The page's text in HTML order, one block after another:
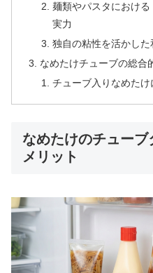
麺類やパスタにおけ
実力
独自の粘性を活かし
なめたけチューブの総合
チューブ入りなめた
なめたけのチュー
メリット